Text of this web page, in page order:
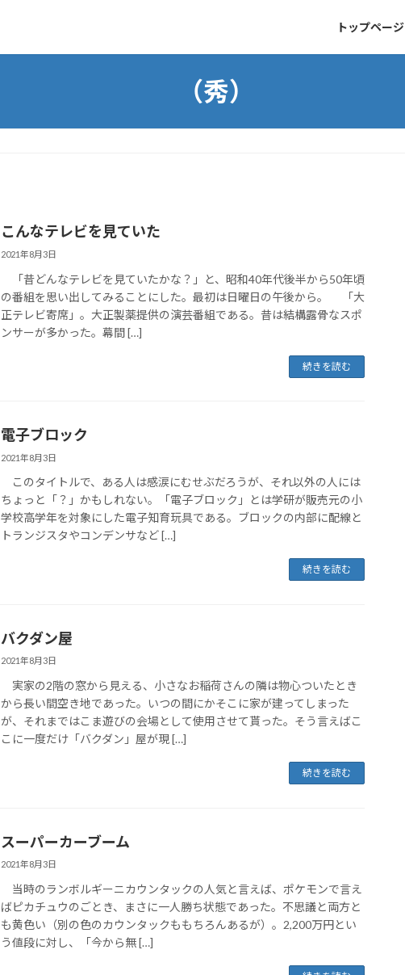
トップページ
（秀）
こんなテレビを見ていた
2021年8月3日
「昔どんなテレビを見ていたかな？」と、昭和40年代後半から50年頃
の番組を思い出してみることにした。最初は日曜日の午後から。 「大
正テレビ寄席」。大正製薬提供の演芸番組である。昔は結構露骨なスポ
ンサーが多かった。幕間 […]
続きを読む
電子ブロック
2021年8月3日
このタイトルで、ある人は感涙にむせぶだろうが、それ以外の人には
ちょっと「？」かもしれない。「電子ブロック」とは学研が販売元の小
学校高学年を対象にした電子知育玩具である。ブロックの内部に配線と
トランジスタやコンデンサなど […]
続きを読む
バクダン屋
2021年8月3日
実家の2階の窓から見える、小さなお稲荷さんの隣は物心ついたとき
から長い間空き地であった。いつの間にかそこに家が建ってしまった
が、それまではこま遊びの会場として使用させて貰った。そう言えばこ
こに一度だけ「バクダン」屋が現 […]
続きを読む
スーパーカーブーム
2021年8月3日
当時のランボルギーニカウンタックの人気と言えば、ポケモンで言え
ばピカチュウのごとき、まさに一人勝ち状態であった。不思議と両方と
も黄色い（別の色のカウンタックももちろんあるが）。2,200万円とい
う値段に対し、「今から無 […]